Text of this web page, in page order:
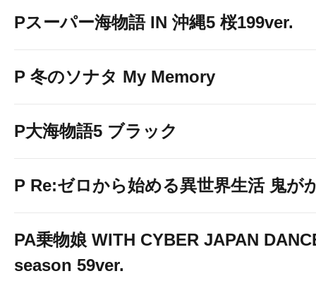
Pスーパー海物語 IN 沖縄5 桜199ver.
P 冬のソナタ My Memory
P大海物語5 ブラック
P Re:ゼロから始める異世界生活 鬼が
PA乗物娘 WITH CYBER JAPAN
season 59ver.